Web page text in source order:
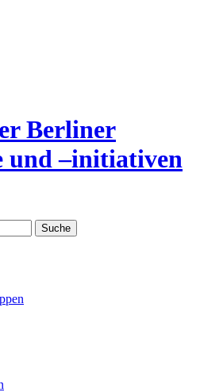
Berliner
und –initiativen